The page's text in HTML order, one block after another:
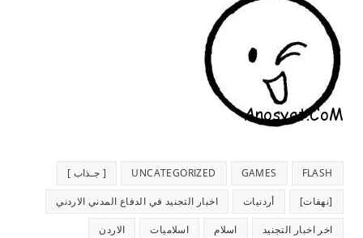
FLASH
GAMES
UNCATEGORIZED [ جـذاب ]
[نهفات] أردنيات اخبار التجنيد في الدفاع المدني الاردني
اخر اخبار التجنيد اسلام اسلاميات الاردن